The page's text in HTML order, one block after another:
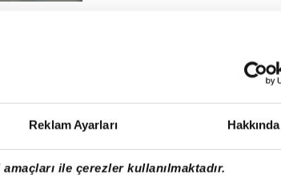
Reklam Ayarları Hakkında
ile çerezler kullanılmaktadır.